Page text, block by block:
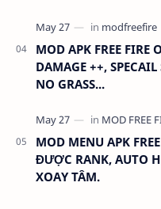
MOD APK FREE FIRE
DAMAGE ++,
NO GRASS...
MOD MENU APK
ĐƯỢC RANK, AUTO
XOAY TÂM.